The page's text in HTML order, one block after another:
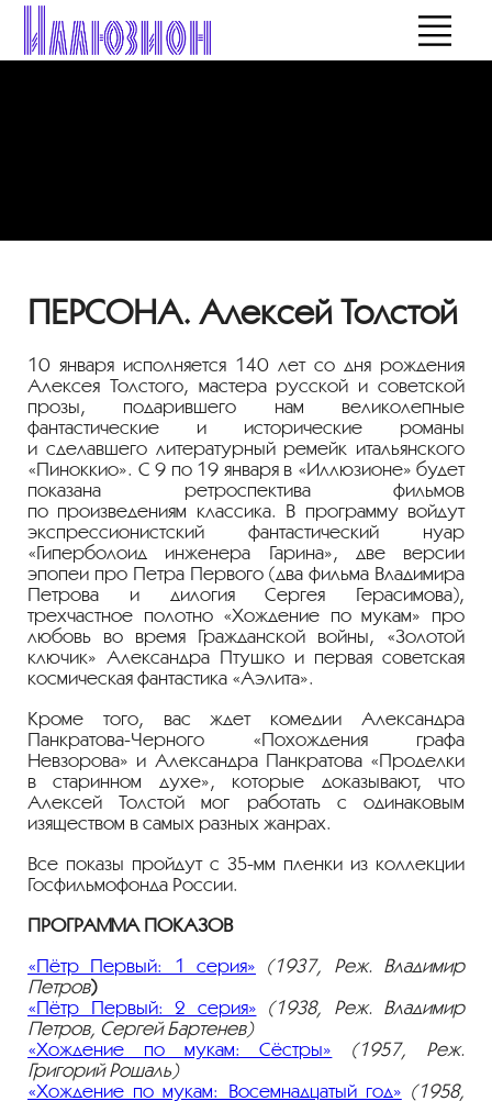
ПЕРСОНА. Алексей Толстой
10 января исполняется 140 лет со дня рождения
Алексея Толстого, мастера русской и советской
прозы, подарившего нам великолепные
фантастические и исторические романы
и сделавшего литературный ремейк итальянского
«Пиноккио». С 9 по 19 января в «Иллюзионе» будет
показана ретроспектива фильмов
по произведениям классика. В программу войдут
экспрессионистский фантастический нуар
«Гиперболоид инженера Гарина», две версии
эпопеи про Петра Первого (два фильма Владимира
Петрова и дилогия Сергея Герасимова),
трехчастное полотно «Хождение по мукам» про
любовь во время Гражданской войны, «Золотой
ключик» Александра Птушко и первая советская
космическая фантастика «Аэлита».
Кроме того, вас ждет комедии Александра
Панкратова-Черного «Похождения графа
Невзорова» и Александра Панкратова «Проделки
в старинном духе», которые доказывают, что
Алексей Толстой мог работать с одинаковым
изяществом в самых разных жанрах.
Все показы пройдут с 35-мм пленки из коллекции
Госфильмофонда России.
ПРОГРАММА ПОКАЗОВ
«Пётр Первый: 1 серия» (1937, Реж. Владимир
Петров)
«Пётр Первый: 2 серия»
(1938, Реж. Владимир
Петров, Сергей Бартенев)
«Хождение по мукам: Сёстры»
(1957, Реж.
Григорий Рошаль)
«Хождение по мукам: Восемнадцатый год» (1958,